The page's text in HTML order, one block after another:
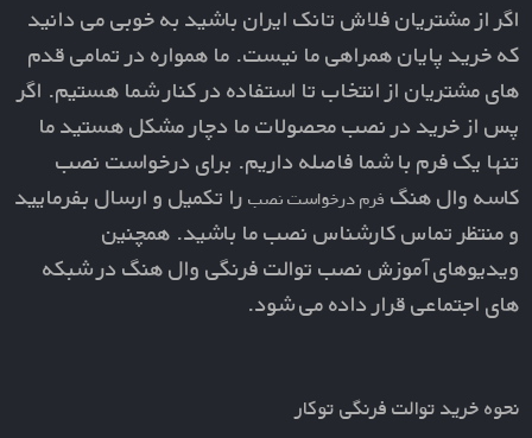
اگر از مشتریان فلاش تانک ایران باشید به خوبی می دانید
که خرید پایان همراهی ما نیست. ما همواره در تمامی قدم
های مشتریان از انتخاب تا استفاده در کنار شما هستیم. اگر
پس از خرید در نصب محصولات ما دچار مشکل هستید ما
تنها یک فرم با شما فاصله داریم. برای درخواست نصب
کاسه وال هنگ فرم درخواست نصب را تکمیل و ارسال بفرمایید
و منتظر تماس کارشناس نصب ما باشید. همچنین
ویدیوهایآموزش نصب توالت فرنگی وال هنگ در شبکه
های اجتماعی قرار داده می شود.
نحوه خرید توالت فرنگی توکار